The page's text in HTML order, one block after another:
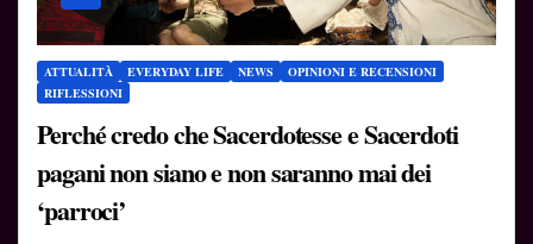
ATTUALITÀ EVERYDAY LIFE NEWS
OPINIONI E RECENSIONI
RIFLESSIONI
Perché credo che Sacerdotesse e Sacerdoti
pagani non siano e non saranno mai dei
‘parroci’